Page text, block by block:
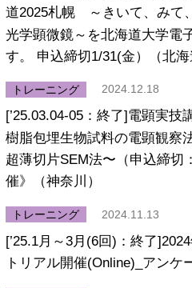
よくある質問
支援機器紹介
オンライン申請システムはこ
2016年度～2024年度 ABiS支
国際連携構築に向けたABiSの
リンク集
お問い合わせ
サイトポリシー
道2025札幌 ～きいて、みて
光学顕微鏡～を北海道大学電
す。 申込締切1/31(金）（北海
トレーニング 2024.12.18
[’25.03.04-05：終了]電顕実
樹脂包埋生物試料の電顕観察
超薄切片SEM法〜（申込締切
催》（神奈川）
トレーニング 2024.11.13
[’25.1月～3月(6回)：終了
トリアル開催(Online)_アンケ